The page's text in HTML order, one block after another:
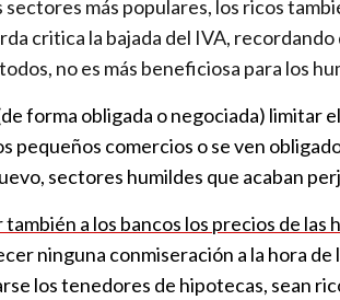
más populares, los ricos
critica la bajada del IVA,
no es más beneficiosa para los
forma obligada o negociada) limitar
pequeños comercios o se ven
sectores humildes que acaban
también a los bancos los precios de las
ninguna conmiseración a la hora
los tenedores de hipotecas, sean